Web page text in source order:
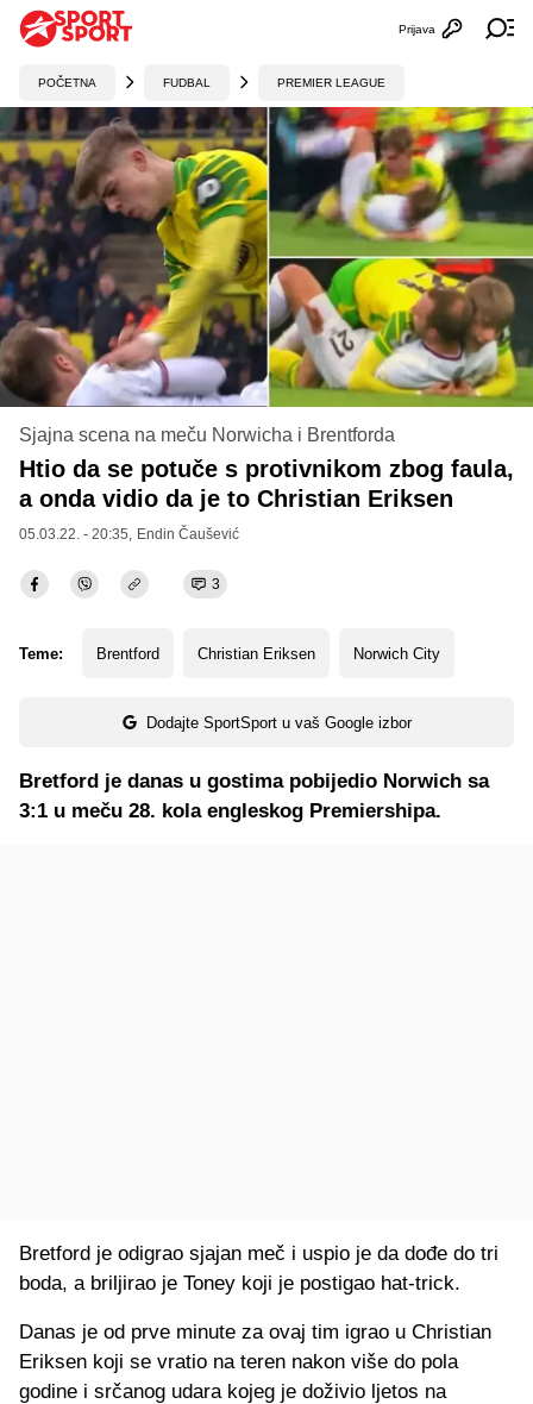
Otvori
Prijava
POČETNA FUDBAL PREMIER LEAGUE
Sjajna scena na meču Norwicha i Brentforda
Htio da se potuče s protivnikom zbog faula,
a onda vidio da je to Christian Eriksen
05.03.22. - 20:35, Endin Čaušević
3
Teme: Brentford Christian Eriksen Norwich City
Dodajte SportSport u vaš Google izbor
Bretford je danas u gostima pobijedio Norwich sa
3:1 u meču 28. kola engleskog Premiershipa.
Bretford je odigrao sjajan meč i uspio je da dođe do tri
boda, a briljirao je Toney koji je postigao hat-trick.
Danas je od prve minute za ovaj tim igrao u Christian
Eriksen koji se vratio na teren nakon više do pola
godine i srčanog udara kojeg je doživio ljetos na